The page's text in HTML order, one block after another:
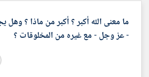
ما معنى الله أكبر ؟ أكبر من ماذا ؟ وهل
- عز وجل - مع غيره من المخلوقات ؟